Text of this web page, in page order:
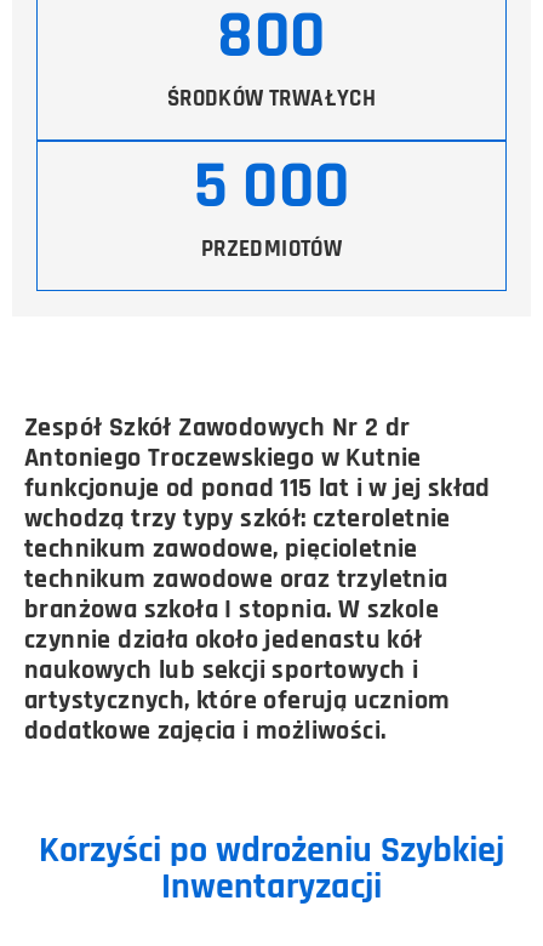
ŚRODKÓW TRWAŁYCH
800
PRZEDMIOTÓW
5 000
Zespół Szkół Zawodowych Nr 2 dr
Antoniego Troczewskiego w Kutnie
funkcjonuje od ponad 115 lat i w jej skład
wchodzą trzy typy szkół: czteroletnie
technikum zawodowe, pięcioletnie
technikum zawodowe oraz trzyletnia
branżowa szkoła I stopnia. W szkole
czynnie działa około jedenastu kół
naukowych lub sekcji sportowych i
artystycznych, które oferują uczniom
dodatkowe zajęcia i możliwości.
Korzyści po wdrożeniu Szybkiej
Inwentaryzacji